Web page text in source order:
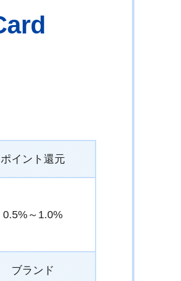
ポイント還元
0.5%～1.0%
ブランド